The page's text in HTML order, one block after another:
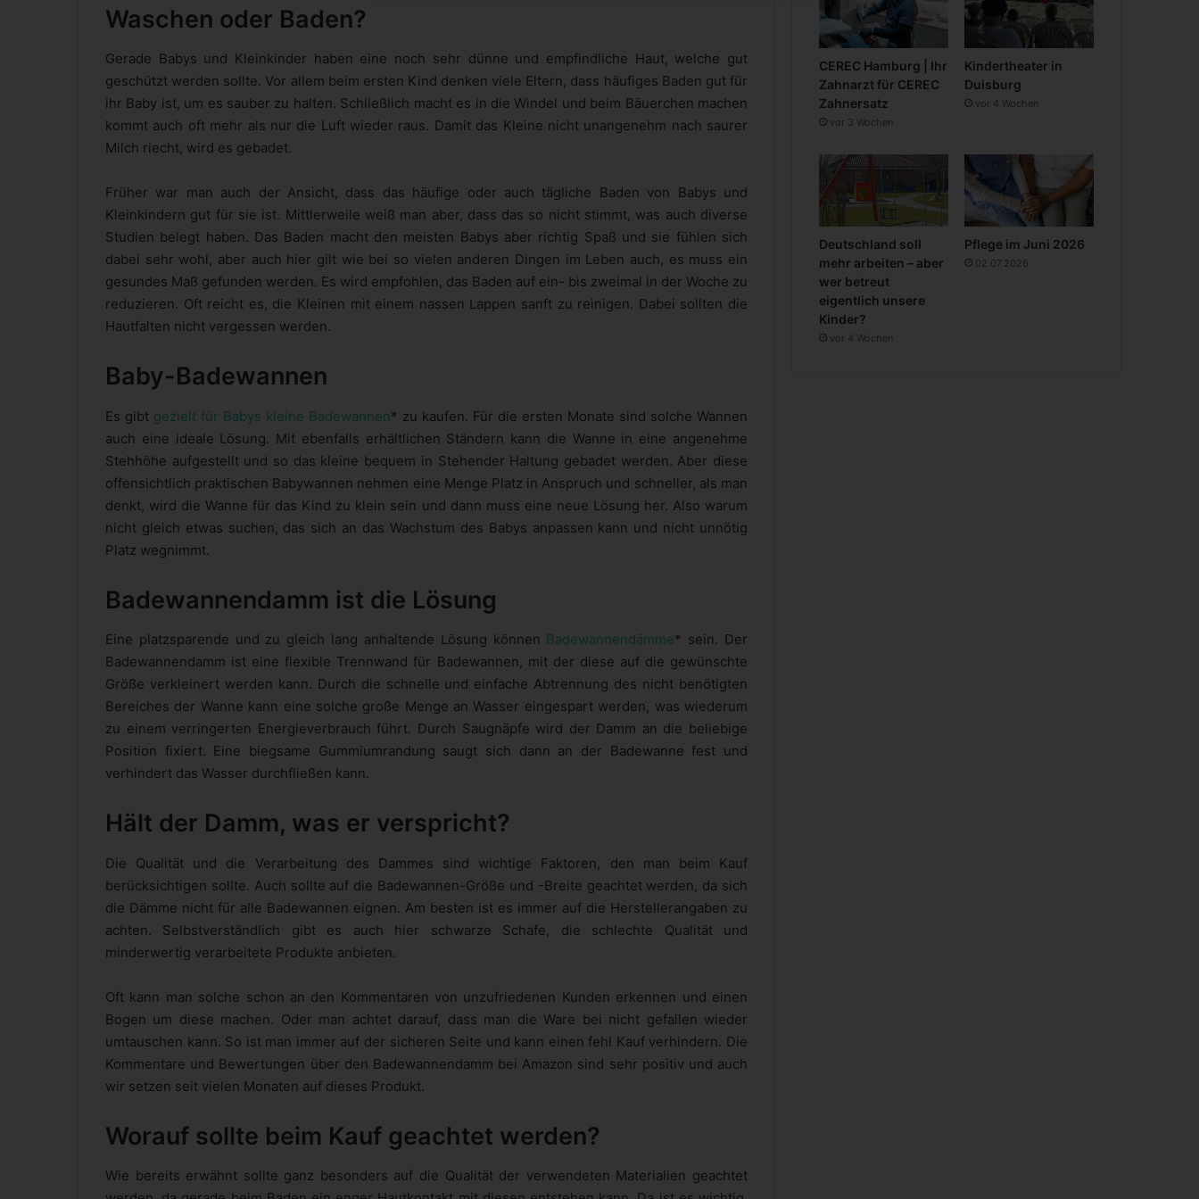
Waschen oder Baden?
Gerade Babys und Kleinkinder haben eine noch sehr dünne und empfindliche Haut, welche gut
geschützt werden sollte. Vor allem beim ersten Kind denken viele Eltern, dass häufiges Baden gut für
ihr Baby ist, um es sauber zu halten. Schließlich macht es in die Windel und beim Bäuerchen machen
kommt auch oft mehr als nur die Luft wieder raus. Damit das Kleine nicht unangenehm nach saurer
Milch riecht, wird es gebadet.
Früher war man auch der Ansicht, dass das häufige oder auch tägliche Baden von Babys und
Kleinkindern gut für sie ist. Mittlerweile weiß man aber, dass das so nicht stimmt, was auch diverse
Studien belegt haben. Das Baden macht den meisten Babys aber richtig Spaß und sie fühlen sich
dabei sehr wohl, aber auch hier gilt wie bei so vielen anderen Dingen im Leben auch, es muss ein
gesundes Maß gefunden werden. Es wird empfohlen, das Baden auf ein- bis zweimal in der Woche zu
reduzieren. Oft reicht es, die Kleinen mit einem nassen Lappen sanft zu reinigen. Dabei sollten die
Hautfalten nicht vergessen werden.
Baby-Badewannen
Es gibt gezielt für Babys kleine Badewannen* zu kaufen. Für die ersten Monate sind solche Wannen
auch eine ideale Lösung. Mit ebenfalls erhältlichen Ständern kann die Wanne in eine angenehme
Stehhöhe aufgestellt und so das kleine bequem in Stehender Haltung gebadet werden. Aber diese
offensichtlich praktischen Babywannen nehmen eine Menge Platz in Anspruch und schneller, als man
denkt, wird die Wanne für das Kind zu klein sein und dann muss eine neue Lösung her. Also warum
nicht gleich etwas suchen, das sich an das Wachstum des Babys anpassen kann und nicht unnötig
Platz wegnimmt.
Badewannendamm ist die Lösung
Eine platzsparende und zu gleich lang anhaltende Lösung können Badewannendämme* sein. Der
Badewannendamm ist eine flexible Trennwand für Badewannen, mit der diese auf die gewünschte
Größe verkleinert werden kann. Durch die schnelle und einfache Abtrennung des nicht benötigten
Bereiches der Wanne kann eine solche große Menge an Wasser eingespart werden, was wiederum
zu einem verringerten Energieverbrauch führt. Durch Saugnäpfe wird der Damm an die beliebige
Position fixiert. Eine biegsame Gummiumrandung saugt sich dann an der Badewanne fest und
verhindert das Wasser durchfließen kann.
Hält der Damm, was er verspricht?
Die Qualität und die Verarbeitung des Dammes sind wichtige Faktoren, den man beim Kauf
berücksichtigen sollte. Auch sollte auf die Badewannen-Größe und -Breite geachtet werden, da sich
die Dämme nicht für alle Badewannen eignen. Am besten ist es immer auf die Herstellerangaben zu
achten. Selbstverständlich gibt es auch hier schwarze Schafe, die schlechte Qualität und
minderwertig verarbeitete Produkte anbieten.
Oft kann man solche schon an den Kommentaren von unzufriedenen Kunden erkennen und einen
Bogen um diese machen. Oder man achtet darauf, dass man die Ware bei nicht gefallen wieder
umtauschen kann. So ist man immer auf der sicheren Seite und kann einen fehl Kauf verhindern. Die
Kommentare und Bewertungen über den Badewannendamm bei Amazon sind sehr positiv und auch
wir setzen seit vielen Monaten auf dieses Produkt.
Worauf sollte beim Kauf geachtet werden?
Wie bereits erwähnt sollte ganz besonders auf die Qualität der verwendeten Materialien geachtet
CEREC Hamburg | Ihr
Zahnarzt für CEREC
Zahnersatz
vor 3 Wochen
Kindertheater in
Duisburg
vor 4 Wochen
Deutschland soll
mehr arbeiten – aber
wer betreut
eigentlich unsere
Kinder?
vor 4 Wochen
Pflege im Juni 2026
02.07.2026